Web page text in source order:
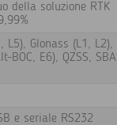
della soluzione RTK
L5), Glonass (L1,
BOC, E6), QZSS,
e seriale RS232